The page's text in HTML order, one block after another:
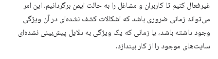
غیرفعال کنیم تا کاربران و مشاغل را به حالت ایمن برگردانیم. این امر
می‌تواند زمانی ضروری باشد که اشکالات کشف نشده‌ای در آن ویژگی
وجود داشته باشد، یا زمانی که یک ویژگی به دلایل پیش‌بینی نشده‌ای
سایت‌های موجود را از کار بیندازد.